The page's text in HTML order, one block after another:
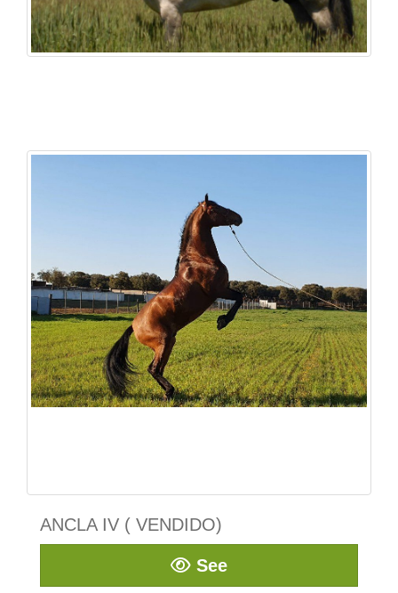
ANCLA IV ( VENDIDO)
See